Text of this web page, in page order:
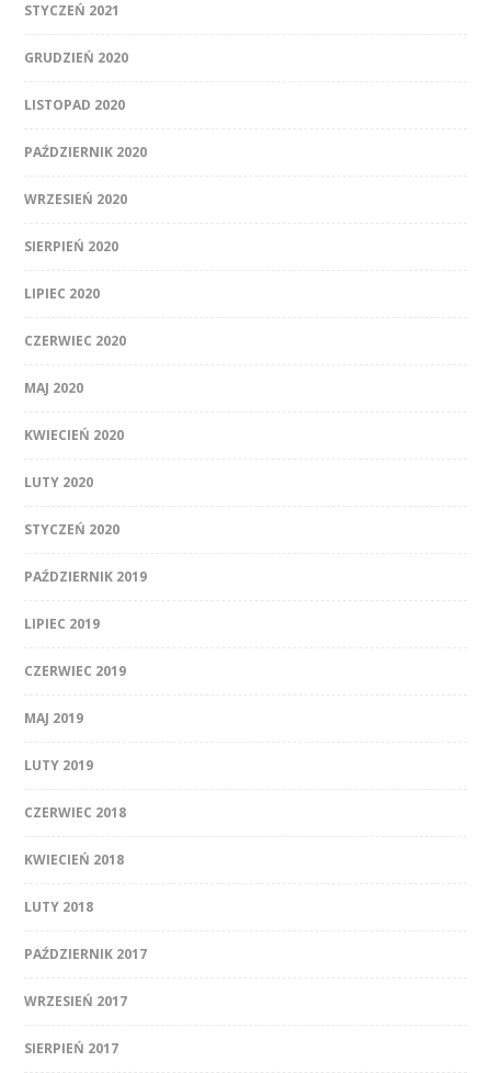
STYCZEŃ 2021
GRUDZIEŃ 2020
LISTOPAD 2020
PAŹDZIERNIK 2020
WRZESIEŃ 2020
SIERPIEŃ 2020
LIPIEC 2020
CZERWIEC 2020
MAJ 2020
KWIECIEŃ 2020
LUTY 2020
STYCZEŃ 2020
PAŹDZIERNIK 2019
LIPIEC 2019
CZERWIEC 2019
MAJ 2019
LUTY 2019
CZERWIEC 2018
KWIECIEŃ 2018
LUTY 2018
PAŹDZIERNIK 2017
WRZESIEŃ 2017
SIERPIEŃ 2017